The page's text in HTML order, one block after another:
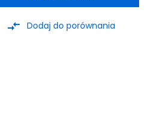
compare_arrows Dodaj do porównania